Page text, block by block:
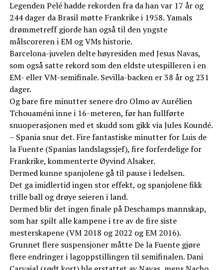
Legenden Pelé hadde rekorden fra da han var 17 år og
244 dager da Brasil møtte Frankrike i 1958. Yamals
drømmetreff gjorde han også til den yngste
målscoreren i EM og VMs historie.
Barcelona-juvelen delte høyresiden med Jesus Navas,
som også satte rekord som den eldste utespilleren i en
EM- eller VM-semifinale. Sevilla-backen er 38 år og 231
dager.
Og bare fire minutter senere dro Olmo av Aurélien
Tchouaméni inne i 16-meteren, før han fullførte
snuoperasjonen med et skudd som gikk via Jules Koundé.
– Spania snur det. Fire fantastiske minutter for Luis de
la Fuente (Spanias landslagssjef), fire forferdelige for
Frankrike, kommenterte Øyvind Alsaker.
Dermed kunne spanjolene gå til pause i ledelsen.
Det ga imidlertid ingen stor effekt, og spanjolene fikk
trille ball og drøye seieren i land.
Dermed blir det ingen finale på Deschamps mannskap,
som har spilt alle kampene i tre av de fire siste
mesterskapene (VM 2018 og 2022 og EM 2016).
Grunnet flere suspensjoner måtte De la Fuente gjøre
flere endringer i lagoppstillingen til semifinalen. Dani